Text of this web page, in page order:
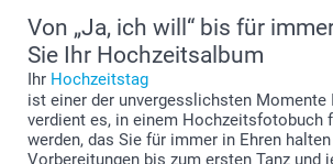
Von „Ja, ich will“ bis für
Sie Ihr Hochzeitsalbum
Ihr Hochzeitstag
ist einer der unvergesslichsten Momente
verdient es, in einem Hochzeitsfotobuch
werden, das Sie für immer in Ehren
Vorbereitungen bis zum ersten Tanz und